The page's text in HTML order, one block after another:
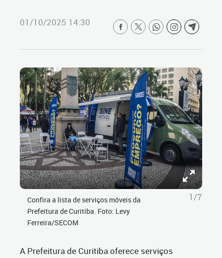
01/10/2025 14:30
Confira a lista de serviços móveis da
Prefeitura de Curitiba. Foto: Levy
Ferreira/SECOM
1/7
A Prefeitura de Curitiba oferece serviços